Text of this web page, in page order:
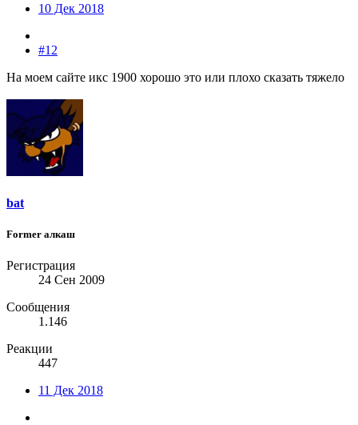
10 Дек 2018
#12
На моем сайте икс 1900 хорошо это или плохо сказать тяжело
bat
Former алкаш
Регистрация
24 Сен 2009
Сообщения
1.146
Реакции
447
11 Дек 2018